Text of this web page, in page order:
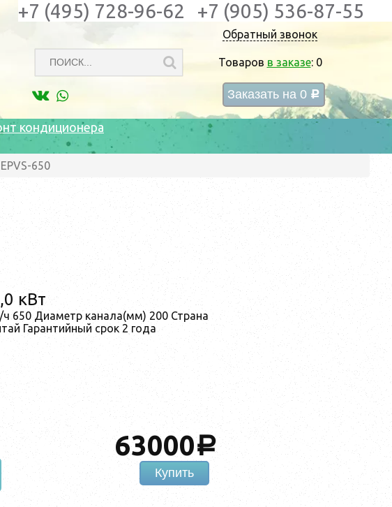
Обратный звонок
Товаров в заказе: 0
Заказать на 0 c
+7 (495) 728-96-62 +7 (905) 536-87-55
кондиционера
650
кВт
650 Диаметр канала(мм) 200 Страна
Гарантийный срок 2 года
63000a
Купить